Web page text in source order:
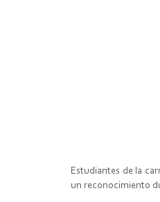
Estudiantes de la
un reconocimiento